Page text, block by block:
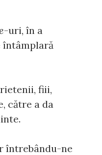
-uri, în a
întâmplară
fiii,
către a da
întrebându-ne